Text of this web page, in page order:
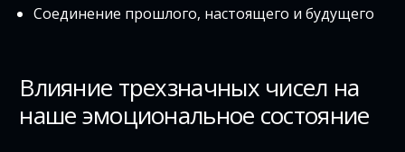
Соединение прошлого, настоящего и будущего
Влияние трехзначных чисел на
наше эмоциональное состояние